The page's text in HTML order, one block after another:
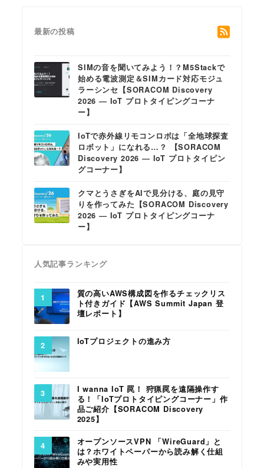
最新の投稿
SIMの音を聞いてみよう！？M5Stackで
始める電波測定＆SIMカード対応モジュ
ラーシンセ【SORACOM Discovery
2026 ― IoT プロトタイピングコーナ
ー】
IoTで赤外線リモコンロボは「全地球探査
ロボット」になれる…？ 【SORACOM
Discovery 2026 ― IoT プロトタイピン
グコーナー】
クマとうさぎをAIで見分ける、庭の見守
りを作ってみた【SORACOM Discovery
2026 ― IoT プロトタイピングコーナ
ー】
人気記事ランキング
質の高いAWS構成図を作るチェックリス
ト付きガイド【AWS Summit Japan 登
壇レポート】
IoTプロジェクトの進み方
I wanna IoT 罠！ 狩猟罠を遠隔操作す
る！「IoTプロトタイピングコーナー」作
品ご紹介【SORACOM Discovery
2025】
オープンソースVPN 「WireGuard」と
は？ホワイトペーパーから読み解く仕組
みや実用性